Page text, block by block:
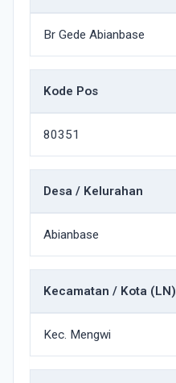
Br Gede Abianbase
Kode Pos
80351
Desa / Kelurahan
Abianbase
Kecamatan / Kota (LN)
Kec. Mengwi